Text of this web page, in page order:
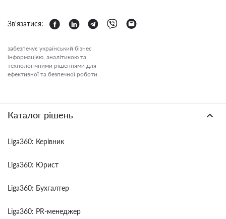
Зв'язатися:
забезпечує український бізнес
інформацією, аналітикою та
технологічними рішеннями для
ефективної та безпечної роботи.
Каталог рішень
Liga360: Керівник
Liga360: Юрист
Liga360: Бухгалтер
Liga360: PR-менеджер